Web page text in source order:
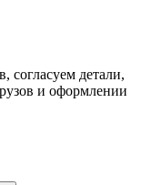
детали,
и оформлении